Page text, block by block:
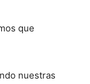
que
nuestras